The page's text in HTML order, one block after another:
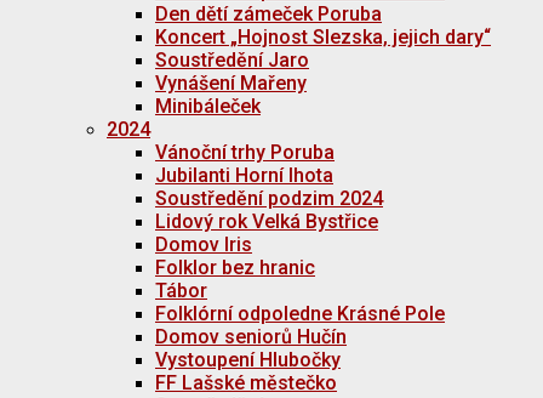
Den dětí zámeček Poruba
Koncert „Hojnost Slezska, jejich dary“
Soustředění Jaro
Vynášení Mařeny
Minibáleček
2024
Vánoční trhy Poruba
Jubilanti Horní lhota
Soustředění podzim 2024
Lidový rok Velká Bystřice
Domov Iris
Folklor bez hranic
Tábor
Folklórní odpoledne Krásné Pole
Domov seniorů Hučín
Vystoupení Hlubočky
FF Lašské městečko